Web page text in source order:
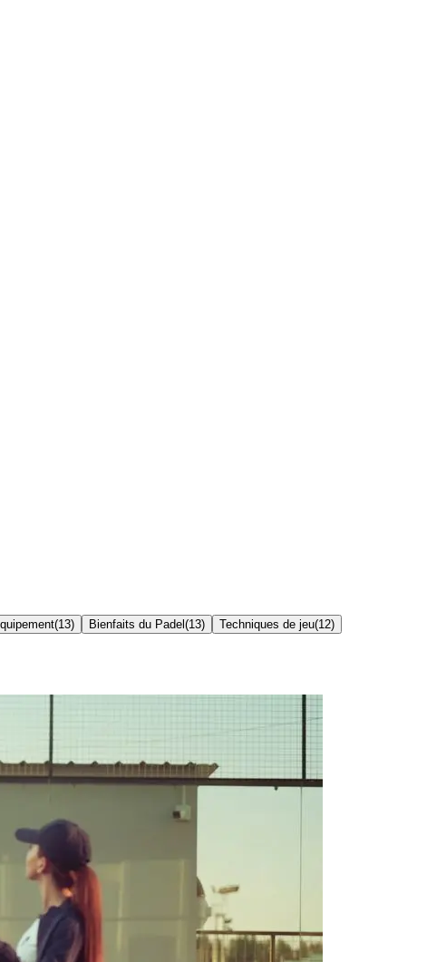
(13) Bienfaits du Padel (13) Techniques de jeu(12)